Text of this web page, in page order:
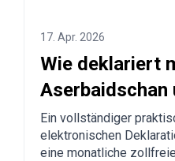
17. Apr. 2026
Wie deklariert
Aserbaidschan
aus China nach
Ein vollständiger
elektronischen
eine monatliche